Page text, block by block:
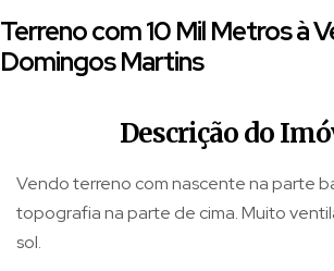
Terreno com 10 Mil Metros à
Domingos Martins
Descrição do
Vendo terreno com nascente na parte
topografia na parte de cima. Muito
sol.